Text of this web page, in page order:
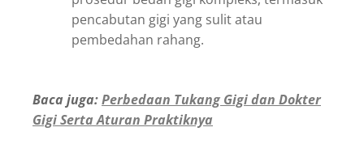
pencabutan gigi yang sulit atau
pembedahan rahang.
Baca juga:Perbedaan Tukang Gigi dan Dokter
Gigi Serta Aturan Praktiknya